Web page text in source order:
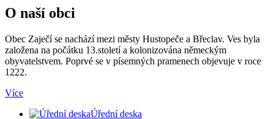
O naší obci
Obec Zaječí se nachází mezi městy Hustopeče a Břeclav. Ves byla
založena na počátku 13.století a kolonizována německým
obyvatelstvem. Poprvé se v písemných pramenech objevuje v roce
1222.
Více
Úřední deska